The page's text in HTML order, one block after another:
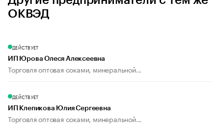
ОКВЭД
ДЕЙСТВУЕТ
ИП Юрова Олеся Алексеевна
Торговля оптовая соками, минеральной...
ДЕЙСТВУЕТ
ИП Клепикова Юлия Сергеевна
Торговля оптовая соками, минеральной...